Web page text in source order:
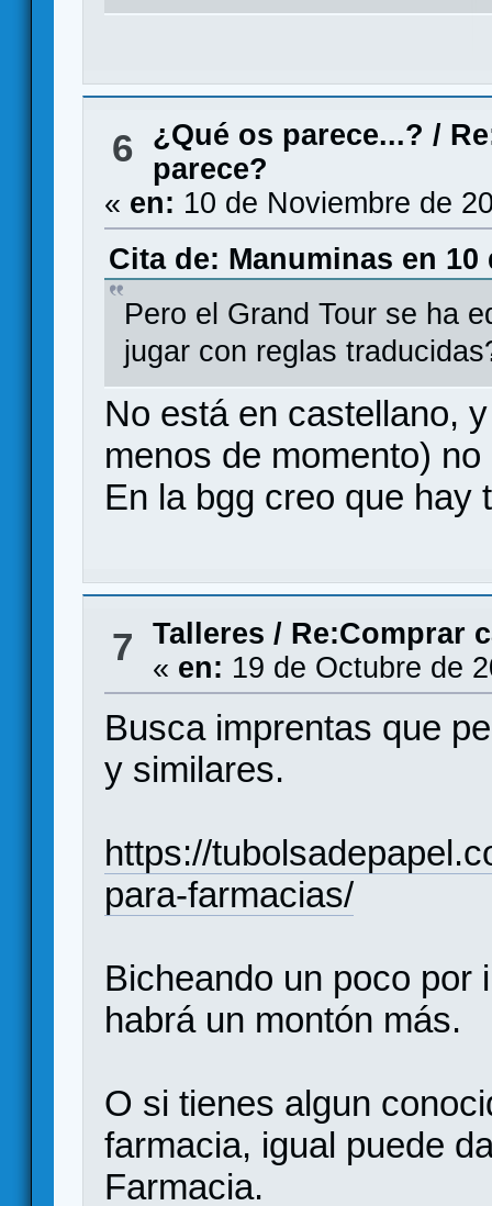
6 ¿Qué os parece...? /
parece?
« en: 10 de Noviembre de
Cita de: Manuminas en 10
Pero el Grand Tour se ha
jugar con reglas
No está en castellano,
menos de momento)
En la bgg creo que hay
7 Talleres / Re:Comprar
« en: 19 de Octubre de
Busca imprentas que
y similares.
https://
para-farmacias/
Bicheando un poco por
habrá un montón más.
O si tienes algun
farmacia, igual puede
Farmacia.